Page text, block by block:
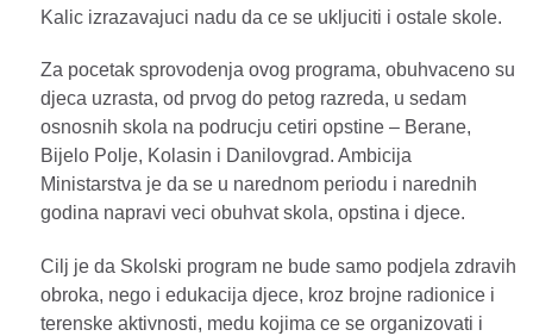
Kalic izrazavajuci nadu da ce se ukljuciti i ostale skole.
Za pocetak sprovodenja ovog programa, obuhvaceno su
djeca uzrasta, od prvog do petog razreda, u sedam
osnosnih skola na podrucju cetiri opstine – Berane,
Bijelo Polje, Kolasin i Danilovgrad. Ambicija
Ministarstva je da se u narednom periodu i narednih
godina napravi veci obuhvat skola, opstina i djece.
Cilj je da Skolski program ne bude samo podjela zdravih
obroka, nego i edukacija djece, kroz brojne radionice i
terenske aktivnosti, medu kojima ce se organizovati i